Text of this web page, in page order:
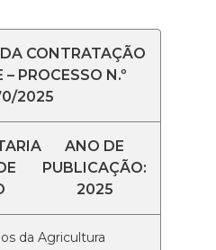
CONTRATAÇÃO
– PROCESSO N.º
2025
ANO DE
PUBLICAÇÃO:
2025
da Agricultura